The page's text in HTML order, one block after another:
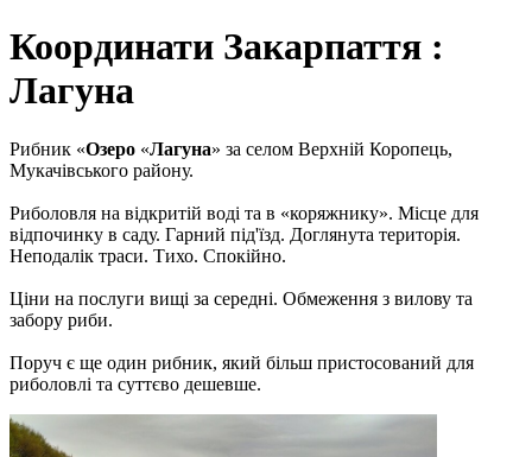
Координати Закарпаття :
Лагуна
Рибник «Озеро «Лагуна» за селом Верхній Коропець,
Мукачівського району.
Риболовля на відкритій воді та в «коряжнику». Мiсце для
вiдпочинку в саду. Гарний під'їзд. Доглянута територія.
Неподалік траси. Тихо. Спокійно.
Ціни на послуги вищі за середні. Обмеження з вилову та
забору риби.
Поруч є ще один рибник, який більш пристосований для
риболовлі та суттєво дешевше.